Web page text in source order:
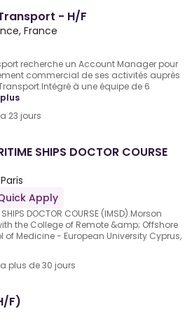
- H/F
France
recherche un Account Manager pour
commercial de ses activités auprès
à une équipe de 6
23 jours
SHIPS DOCTOR COURSE
Apply
SHIPS DOCTOR COURSE (IMSD).Morson
the College of Remote &amp; Offshore
Medicine - European University Cyprus,
plus de 30 jours
F)